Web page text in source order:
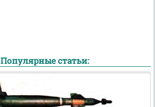
Популярные статьи: